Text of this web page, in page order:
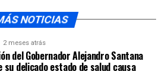
NOTICIAS
2 meses atrás
del Gobernador Alejandro Santana
su delicado estado de salud causa